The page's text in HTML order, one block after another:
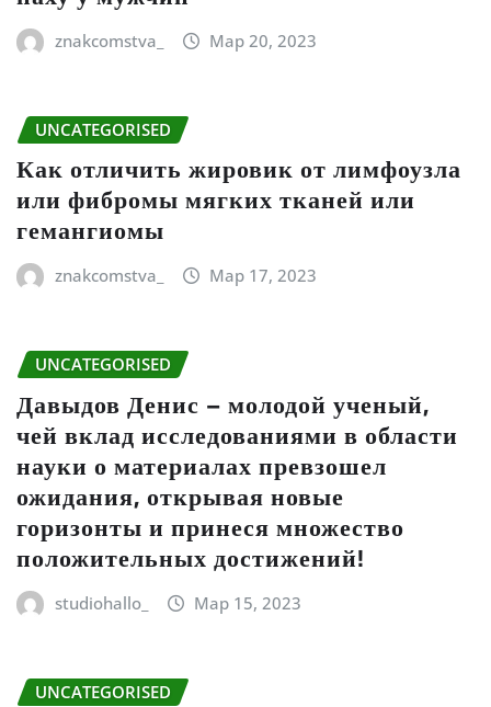
znakcomstva_ Мар 20, 2023
UNCATEGORISED
Как отличить жировик от лимфоузла
или фибромы мягких тканей или
гемангиомы
znakcomstva_ Мар 17, 2023
UNCATEGORISED
Давыдов Денис – молодой ученый,
чей вклад исследованиями в области
науки о материалах превзошел
ожидания, открывая новые
горизонты и принеся множество
положительных достижений!
studiohallo_ Мар 15, 2023
UNCATEGORISED